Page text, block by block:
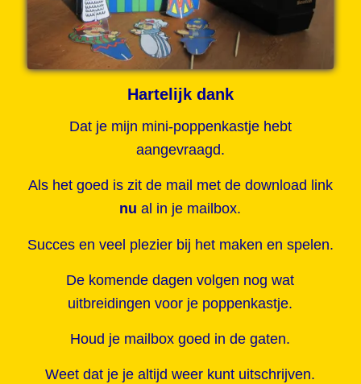
Hartelijk dank
Dat je mijn mini-poppenkastje hebt
aangevraagd.
Als het goed is zit de mail met de download link
nu al in je mailbox.
Succes en veel plezier bij het maken en spelen.
De komende dagen volgen nog wat
uitbreidingen voor je poppenkastje.
Houd je mailbox goed in de gaten.
Weet dat je je altijd weer kunt uitschrijven.